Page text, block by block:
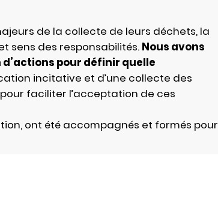
de la collecte de leurs déchets, la
sens des responsabilités. Nous avons
pour définir quelle
incitative et d’une collecte des
faciliter l’acceptation de ces
ont été accompagnés et formés pour